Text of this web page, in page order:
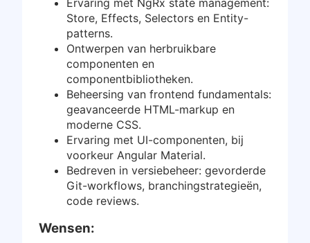
Store, Effects, Selectors en Entity-
patterns.
Ontwerpen van herbruikbare
componenten en
componentbibliotheken.
Beheersing van frontend fundamentals:
geavanceerde HTML-markup en
moderne CSS.
Ervaring met UI-componenten, bij
voorkeur Angular Material.
Bedreven in versiebeheer: gevorderde
Git-workflows, branchingstrategieën,
code reviews.
Wensen: